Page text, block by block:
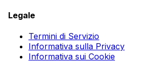
Legale
Termini di Servizio
Informativa sulla Privacy
Informativa sui Cookie